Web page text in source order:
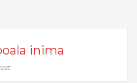
inima